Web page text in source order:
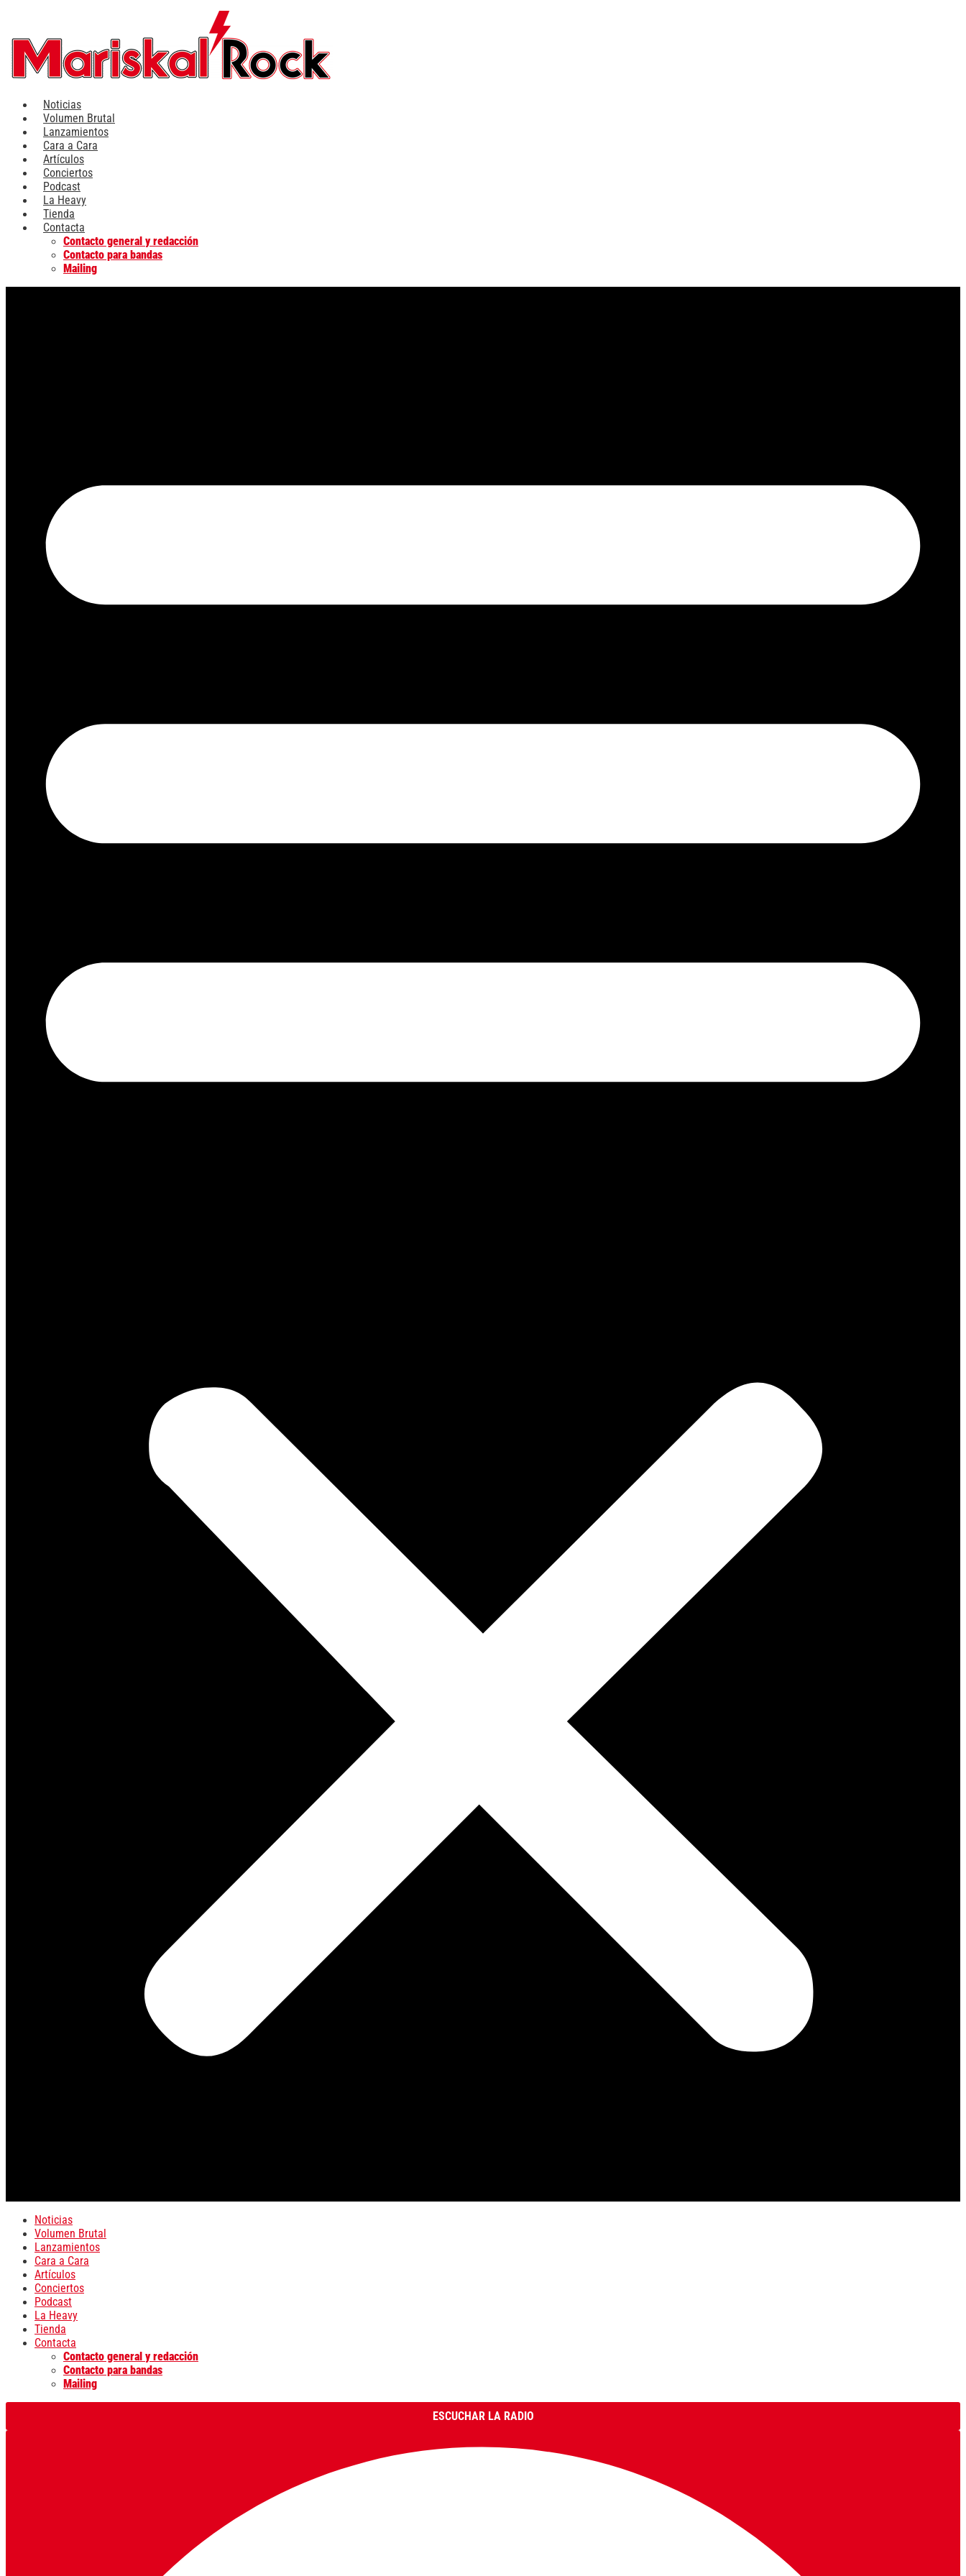
contenido
Noticias
Volumen Brutal
Lanzamientos
Cara a Cara
Artículos
Conciertos
Podcast
La Heavy
Tienda
Contacta
Contacto general y redacción
Contacto para bandas
Mailing
Noticias
Volumen Brutal
Lanzamientos
Cara a Cara
Artículos
Conciertos
Podcast
La Heavy
Tienda
Contacta
Contacto general y redacción
Contacto para bandas
Mailing
ESCUCHAR LA RADIO